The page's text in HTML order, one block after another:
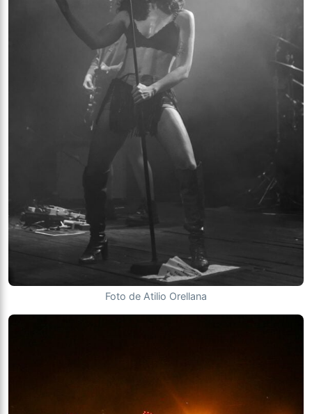
Foto de Atilio Orellana